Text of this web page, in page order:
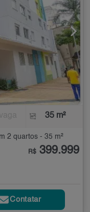
35 m²
2 quartos - 35 m²
R$ 399.999
Contatar